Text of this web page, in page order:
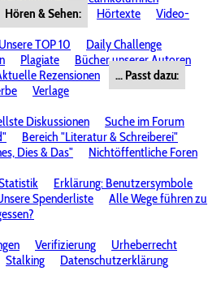
Hören & Sehen: Hörtexte
Video-
Unsere TOP 10
Daily Challenge
Plagiate
Bücher unserer Autoren
Rezensionen
... Passt dazu:
Verlage
Diskussionen
Suche im Forum
Bereich "Literatur & Schreiberei"
Dies & Das"
Nichtöffentliche Foren
Erklärung: Benutzersymbole
Spenderliste
Alle Wege führen zu
Verifizierung
Urheberrecht
Stalking
Datenschutzerklärung